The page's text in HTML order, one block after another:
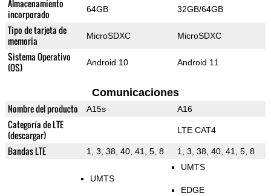
Almacenamiento
incorporado
64GB 32GB/64GB
Tipo de tarjeta de
memoria
MicroSDXC MicroSDXC
Sistema Operativo
(OS)
Android 10 Android 11
Comunicaciones
Nombre del producto A15s A16
Categoría de LTE
(descargar)
LTE CAT4
Bandas LTE 1, 3, 38, 40, 41, 5, 8 1, 3, 38, 40, 41, 5, 8
UMTS
UMTS
EDGE